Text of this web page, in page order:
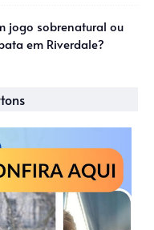
jogo sobrenatural ou
em Riverdale?